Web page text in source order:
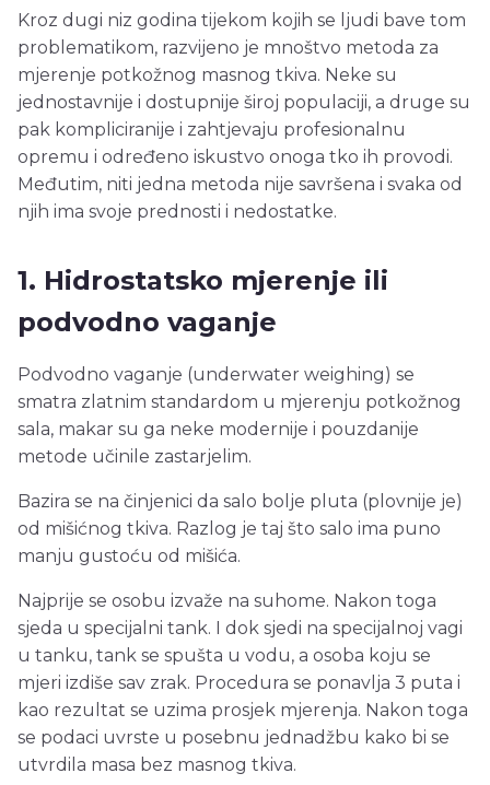
Kroz dugi niz godina tijekom kojih se ljudi bave tom
problematikom, razvijeno je mnoštvo metoda za
mjerenje potkožnog masnog tkiva. Neke su
jednostavnije i dostupnije široj populaciji, a druge su
pak kompliciranije i zahtjevaju profesionalnu
opremu i određeno iskustvo onoga tko ih provodi.
Međutim, niti jedna metoda nije savršena i svaka od
njih ima svoje prednosti i nedostatke.
1. Hidrostatsko mjerenje ili
podvodno vaganje
Podvodno vaganje (underwater weighing) se
smatra zlatnim standardom u mjerenju potkožnog
sala, makar su ga neke modernije i pouzdanije
metode učinile zastarjelim.
Bazira se na činjenici da salo bolje pluta (plovnije je)
od mišićnog tkiva. Razlog je taj što salo ima puno
manju gustoću od mišića.
Najprije se osobu izvaže na suhome. Nakon toga
sjeda u specijalni tank. I dok sjedi na specijalnoj vagi
u tanku, tank se spušta u vodu, a osoba koju se
mjeri izdiše sav zrak. Procedura se ponavlja 3 puta i
kao rezultat se uzima prosjek mjerenja. Nakon toga
se podaci uvrste u posebnu jednadžbu kako bi se
utvrdila masa bez masnog tkiva.